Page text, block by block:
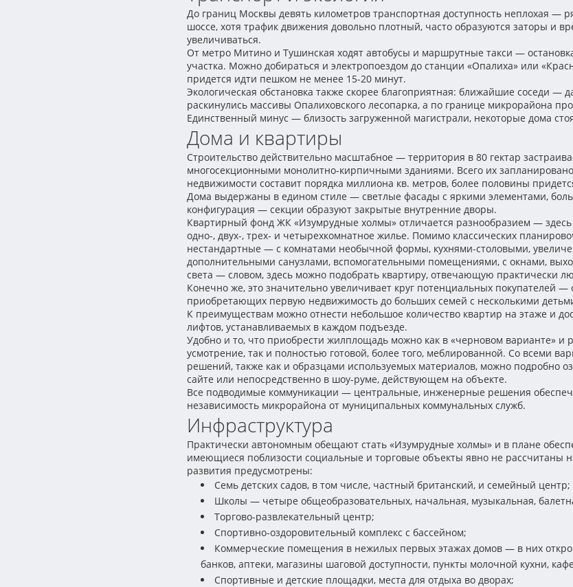
До границ Москвы девять километров транспортная доступность неплохая —
шоссе, хотя трафик движения довольно плотный, часто образуются заторы и
увеличиваться.
От метро Митино и Тушинская ходят автобусы и маршрутные такси —
участка. Можно добираться и электропоездом до станции «Опалиха» или
придется идти пешком не менее 15-20 минут.
Экологическая обстановка также скорее благоприятная: ближайшие соседи —
раскинулись массивы Опалиховского лесопарка, а по границе микрорайона
Единственный минус — близость загруженной магистрали, некоторые дома
Дома и квартиры
Строительство действительно масштабное — территория в 80 гектар
многосекционными монолитно-кирпичными зданиями. Всего их
недвижимости составит порядка миллиона кв. метров, более половины
Дома выдержаны в едином стиле — светлые фасады с яркими элементами,
конфигурация — секции образуют закрытые внутренние дворы.
Квартирный фонд ЖК «Изумрудные холмы» отличается разнообразием — здесь
одно-, двух-, трех- и четырехкомнатное жилье. Помимо классических
нестандартные — с комнатами необычной формы, кухнями-столовыми,
дополнительными санузлами, вспомогательными помещениями, с окнами,
света — словом, здесь можно подобрать квартиру, отвечающую практически
Конечно же, это значительно увеличивает круг потенциальных покупателей
приобретающих первую недвижимость до больших семей с несколькими
К преимуществам можно отнести небольшое количество квартир на этаже и
лифтов, устанавливаемых в каждом подъезде.
Удобно и то, что приобрести жилплощадь можно как в «черновом варианте» и
усмотрение, так и полностью готовой, более того, меблированной. Со всеми
решений, также как и образцами используемых материалов, можно подробно
сайте или непосредственно в шоу-руме, действующем на объекте.
Все подводимые коммуникации — центральные, инженерные решения
независимость микрорайона от муниципальных коммунальных служб.
Инфраструктура
Практически автономным обещают стать «Изумрудные холмы» и в плане
имеющиеся поблизости социальные и торговые объекты явно не рассчитаны
развития предусмотрены:
Семь детских садов, в том числе, частный британский, и семейный центр;
Школы — четыре общеобразовательных, начальная, музыкальная,
Торгово-развлекательный центр;
Спортивно-оздоровительный комплекс с бассейном;
Коммерческие помещения в нежилых первых этажах домов — в них
банков, аптеки, магазины шаговой доступности, пункты молочной кухни,
Спортивные и детские площадки, места для отдыха во дворах;